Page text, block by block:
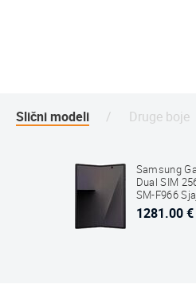
Slični modeli Druge boje
Samsung
Dual SIM
SM-F966
1281.00 €